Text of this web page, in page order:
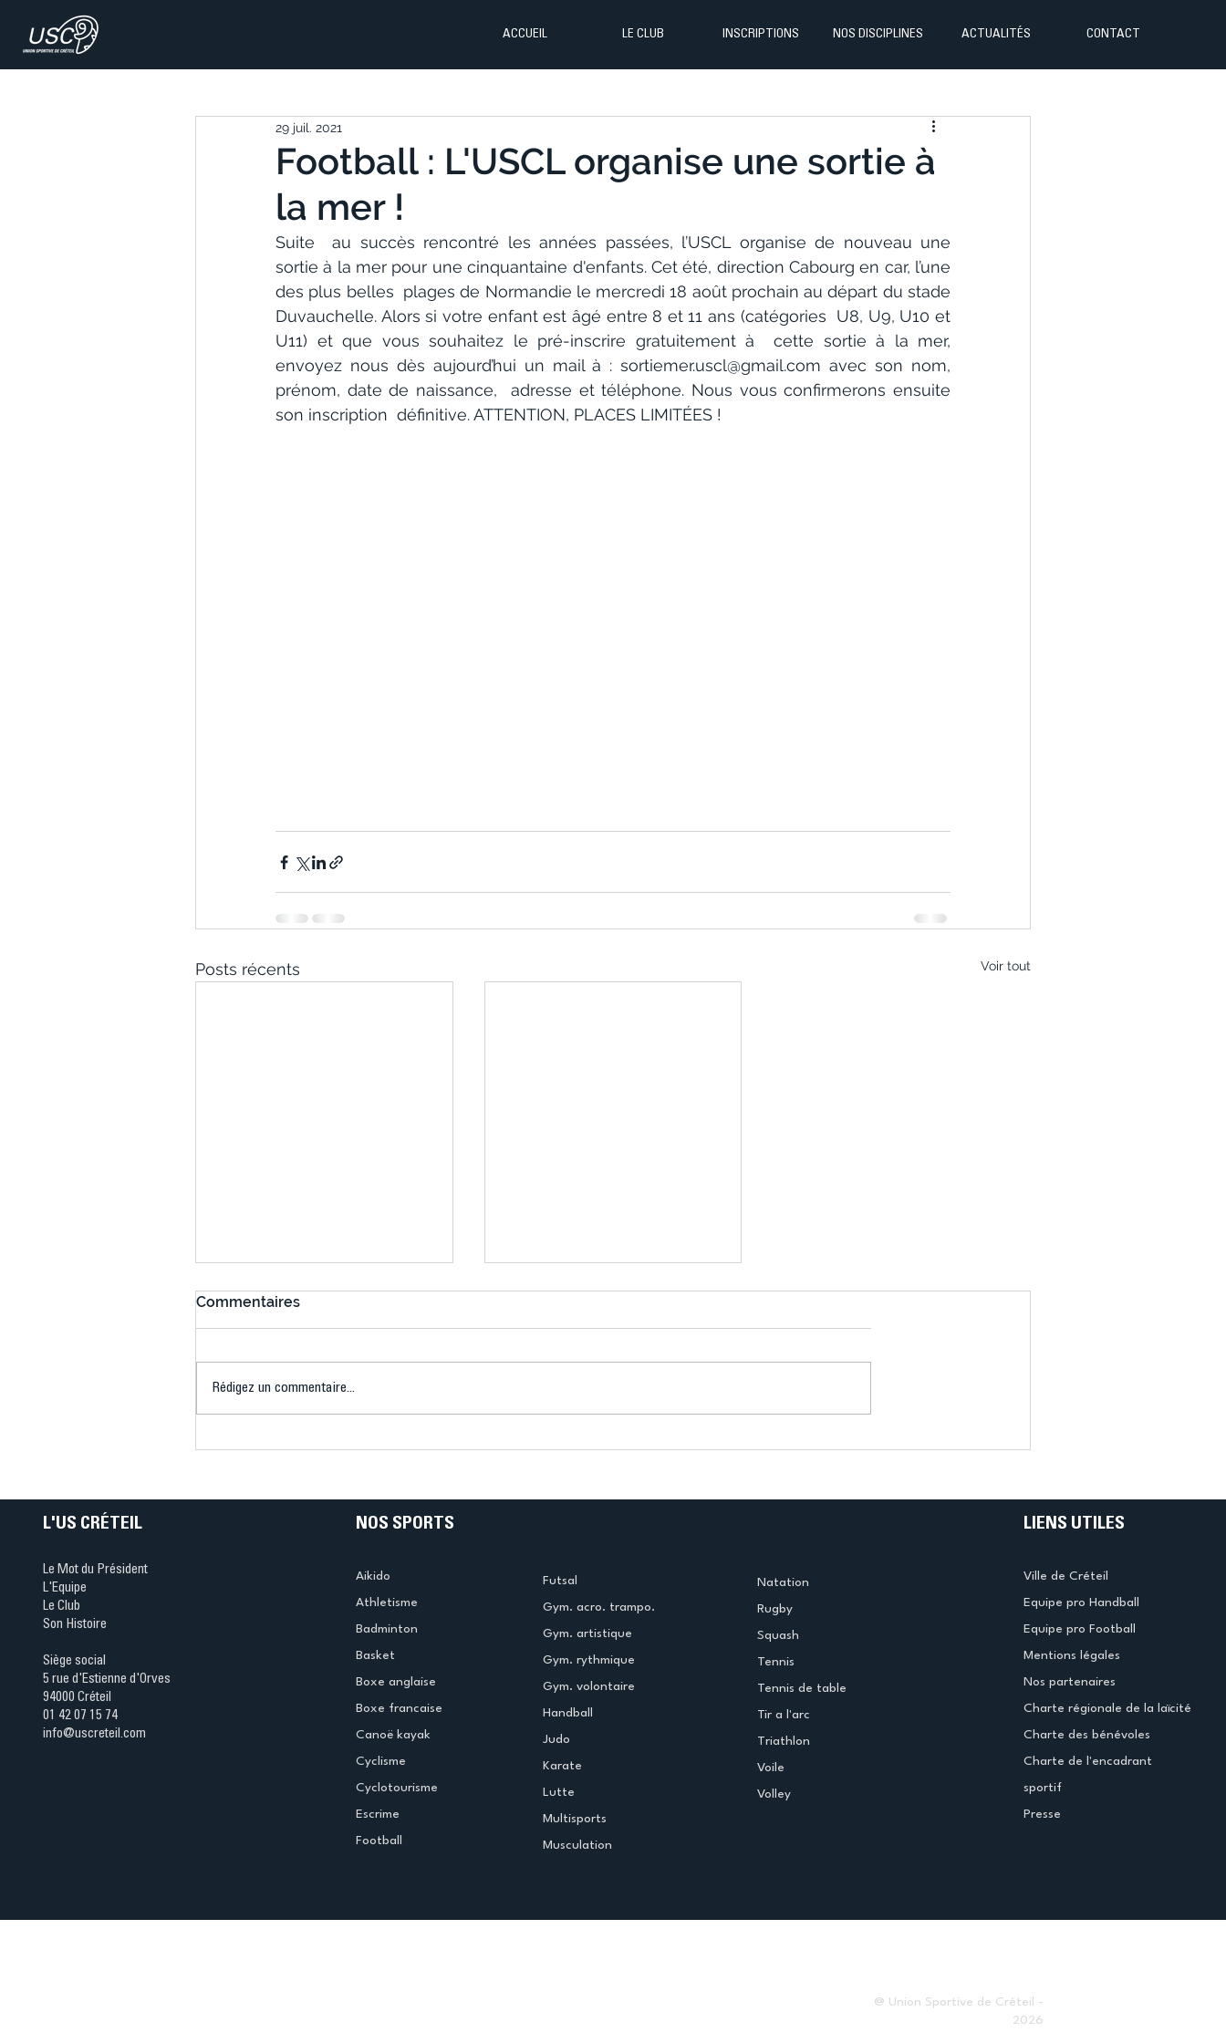
ACCUEIL LE CLUB INSCRIPTIONS NOS DISCIPLINES ACTUALITÉS CONTACT
Football : L'USCL organise une sortie à
la mer !
29 juil. 2021
Suite  au succès rencontré les années passées, l’USCL organise de nouveau une
sortie à la mer pour une cinquantaine d'enfants. Cet été, direction Cabourg en car, l’une
des plus belles  plages de Normandie le mercredi 18 août prochain au départ du stade
Duvauchelle. Alors si votre enfant est âgé entre 8 et 11 ans (catégories  U8, U9, U10 et
U11) et que vous souhaitez le pré-inscrire gratuitement à  cette sortie à la mer,
envoyez nous dès aujourd’hui un mail à : sortiemer.uscl@gmail.com avec son nom,
prénom, date de naissance,  adresse et téléphone. Nous vous confirmerons ensuite
son inscription  définitive. ATTENTION, PLACES LIMITÉES !
Posts récents Voir tout
Commentaires
Rédigez un commentaire...
L'US CRÉTEIL
Le Mot du Président
L'Equipe
Le Club
Son Histoire
Siège social
5 rue d'Estienne d'Orves
94000 Créteil
01 42 07 15 74
info@uscreteil.com
NOS SPORTS
Aikido
Athletisme
Badminton
Basket
Boxe anglaise
Boxe francaise
Canoë kayak
Cyclisme
Cyclotourisme
Escrime
Football
Futsal
Gym. acro. trampo.
Gym. artistique
Gym. rythmique
Gym. volontaire
Handball
Judo
Karate
Lutte
Multisports
Musculation
Natation
Rugby
Squash
Tennis
Tennis de table
Tir a l'arc
Triathlon
Voile
Volley
LIENS UTILES
Ville de Créteil
Equipe pro Handball
Equipe pro Football
Mentions légales
Nos partenaires
Charte régionale de la laïcité
Charte des bénévoles
Charte de l'encadrant
sportif
Presse
@ Union Sportive de Créteil -
2026